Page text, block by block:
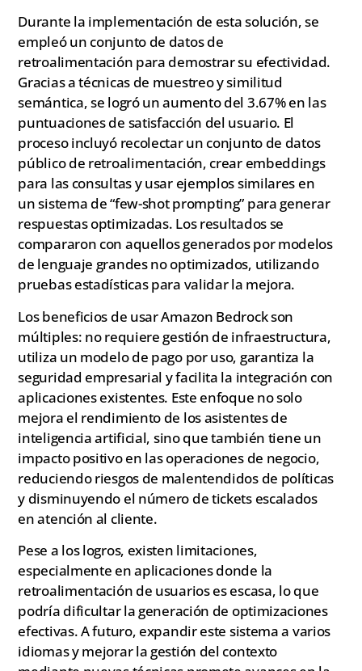
Durante la implementación de esta solución, se
empleó un conjunto de datos de
retroalimentación para demostrar su efectividad.
Gracias a técnicas de muestreo y similitud
semántica, se logró un aumento del 3.67% en las
puntuaciones de satisfacción del usuario. El
proceso incluyó recolectar un conjunto de datos
público de retroalimentación, crear embeddings
para las consultas y usar ejemplos similares en
un sistema de “few-shot prompting” para generar
respuestas optimizadas. Los resultados se
compararon con aquellos generados por modelos
de lenguaje grandes no optimizados, utilizando
pruebas estadísticas para validar la mejora.
Los beneficios de usar Amazon Bedrock son
múltiples: no requiere gestión de infraestructura,
utiliza un modelo de pago por uso, garantiza la
seguridad empresarial y facilita la integración con
aplicaciones existentes. Este enfoque no solo
mejora el rendimiento de los asistentes de
inteligencia artificial, sino que también tiene un
impacto positivo en las operaciones de negocio,
reduciendo riesgos de malentendidos de políticas
y disminuyendo el número de tickets escalados
en atención al cliente.
Pese a los logros, existen limitaciones,
especialmente en aplicaciones donde la
retroalimentación de usuarios es escasa, lo que
podría dificultar la generación de optimizaciones
efectivas. A futuro, expandir este sistema a varios
idiomas y mejorar la gestión del contexto